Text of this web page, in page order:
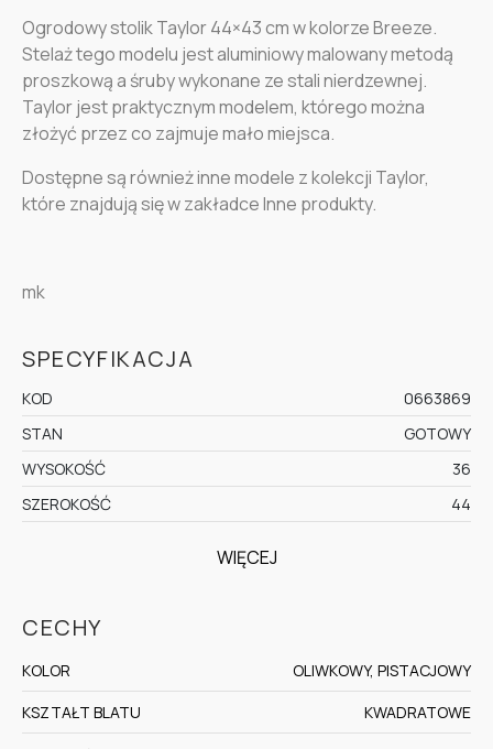
Ogrodowy stolik Taylor 44×43 cm w kolorze Breeze.
Stelaż tego modelu jest aluminiowy malowany metodą
proszkową a śruby wykonane ze stali nierdzewnej.
Taylor jest praktycznym modelem, którego można
złożyć przez co zajmuje mało miejsca.
Dostępne są również inne modele z kolekcji Taylor,
które znajdują się w zakładce Inne produkty.
mk
SPECYFIKACJA
KOD
0663869
STAN
GOTOWY
WYSOKOŚĆ
36
SZEROKOŚĆ
44
WIĘCEJ
CECHY
KOLOR
OLIWKOWY, PISTACJOWY
KSZTAŁT BLATU
KWADRATOWE